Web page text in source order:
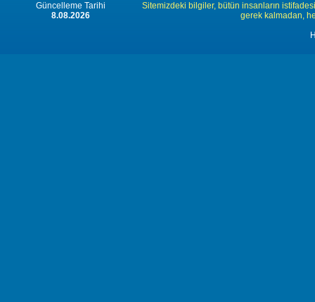
Güncelleme Tarihi
8.08.2026
Sitemizdeki bilgiler, bütün insanların
gerek kalmadan,